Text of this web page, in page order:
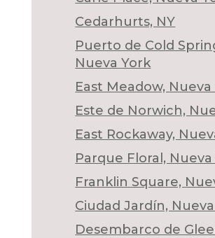
Cedarhurts, NY
Puerto de Cold
Nueva York
East Meadow, Nueva
Este de Norwich,
East Rockaway,
Parque Floral, Nueva
Franklin Square,
Ciudad Jardín,
Desembarco de